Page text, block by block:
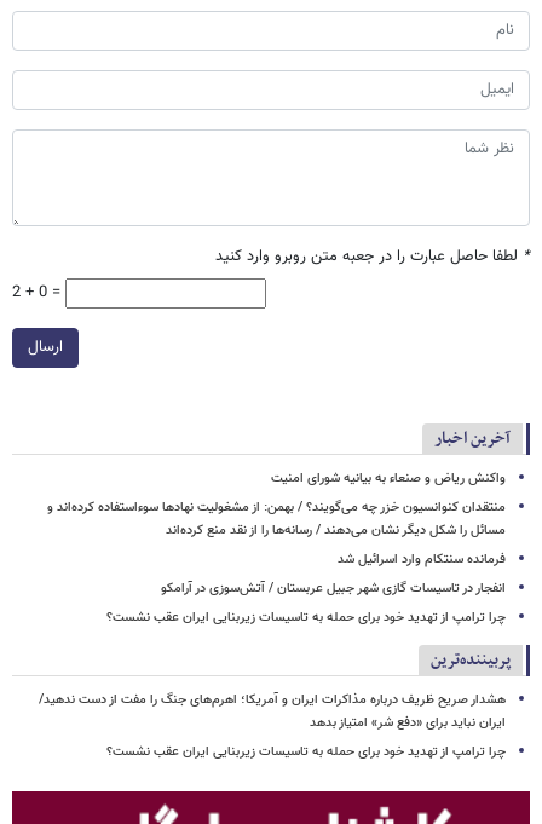
* لطفا حاصل عبارت را در جعبه متن روبرو وارد کنید
2 + 0 =
ارسال
آخرین اخبار
واکنش ریاض و صنعاء به بیانیه شورای امنیت
منتقدان کنوانسیون خزر چه می‌گویند؟ / بهمن: از مشغولیت نهادها سوءاستفاده کرده‌اند و
مسائل را شکل دیگر نشان می‌دهند / رسانه‌ها را از نقد منع کرده‌اند
فرمانده سنتکام وارد اسرائیل شد
انفجار در تاسیسات گازی شهر جبیل عربستان / آتش‌سوزی در آرامکو
چرا ترامپ از تهدید خود برای حمله به تاسیسات زیربنایی ایران عقب نشست؟
پربیننده‌ترین
هشدار صریح ظریف درباره مذاکرات ایران و آمریکا؛ اهرم‌های جنگ را مفت از دست ندهید/
ایران نباید برای «دفع شر» امتیاز بدهد
چرا ترامپ از تهدید خود برای حمله به تاسیسات زیربنایی ایران عقب نشست؟